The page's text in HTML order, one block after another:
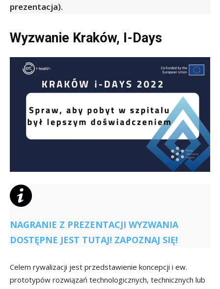
prezentacja).
Wyzwanie Kraków, I-Days
NAGRANIE Z PREZENTACJI WYZWANIA
DOSTĘPNE JEST TUTAJ! ZAPOZNAJ SIĘ!
Celem rywalizacji jest przedstawienie koncepcji i ew.
prototypów rozwiązań technologicznych, technicznych lub